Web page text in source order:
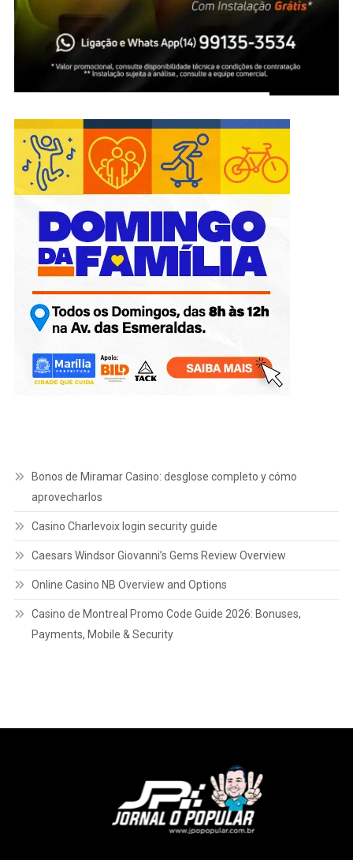
Bonos de Miramar Casino: desglose completo y cómo
aprovecharlos
Casino Charlevoix login security guide
Caesars Windsor Giovanni’s Gems Review Overview
Online Casino NB Overview and Options
Casino de Montreal Promo Code Guide 2026: Bonuses,
Payments, Mobile & Security